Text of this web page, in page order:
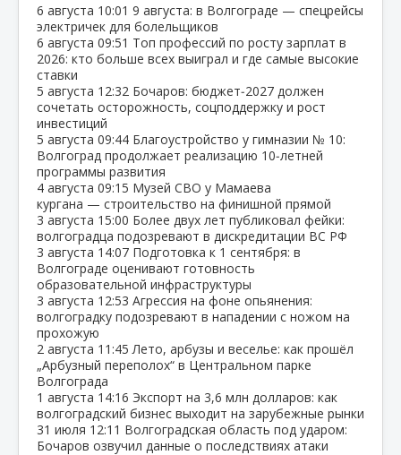
6 августа 10:01 9 августа: в Волгограде — спецрейсы
электричек для болельщиков
6 августа 09:51 Топ профессий по росту зарплат в
2026: кто больше всех выиграл и где самые высокие
ставки
5 августа 12:32 Бочаров: бюджет‑2027 должен
сочетать осторожность, соцподдержку и рост
инвестиций
5 августа 09:44 Благоустройство у гимназии № 10:
Волгоград продолжает реализацию 10‑летней
программы развития
4 августа 09:15 Музей СВО у Мамаева
кургана — строительство на финишной прямой
3 августа 15:00 Более двух лет публиковал фейки:
волгоградца подозревают в дискредитации ВС РФ
3 августа 14:07 Подготовка к 1 сентября: в
Волгограде оценивают готовность
образовательной инфраструктуры
3 августа 12:53 Агрессия на фоне опьянения:
волгоградку подозревают в нападении с ножом на
прохожую
2 августа 11:45 Лето, арбузы и веселье: как прошёл
„Арбузный переполох“ в Центральном парке
Волгограда
1 августа 14:16 Экспорт на 3,6 млн долларов: как
волгоградский бизнес выходит на зарубежные рынки
31 июля 12:11 Волгоградская область под ударом:
Бочаров озвучил данные о последствиях атаки